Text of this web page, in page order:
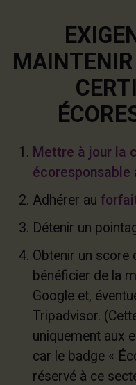
Mettre à jour la
écoresponsable
Adhérer au
Détenir un
Obtenir un score
bénéficier de la
Google et,
Tripadvisor.
uniquement aux
car le badge «
réservé à ce